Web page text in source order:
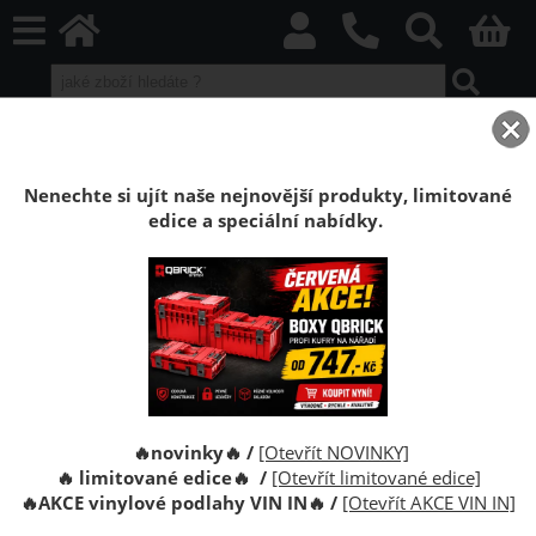
Sestava Qbrick System PRIME Workshop Drawers SET 1
Sestava Qbrick System boxů PRIME
Workshop Drawers SET 2
Profesionální sestava Qbrick System PRIME Workshop
Drawers SET 1 se zásuvkami pro přehledné uložení
nářadí. Modulární řešení kompatibilní se systémem
Qbrick PRIME.
Nenechte si ujít naše nejnovější produkty, limitované
edice a speciální nabídky.
🔥novinky🔥 / [Otevřít NOVINKY]
🔥 limitované edice🔥 / [Otevřít limitované edice]
🔥AKCE vinylové podlahy VIN IN🔥 / [Otevřít AKCE VIN IN]